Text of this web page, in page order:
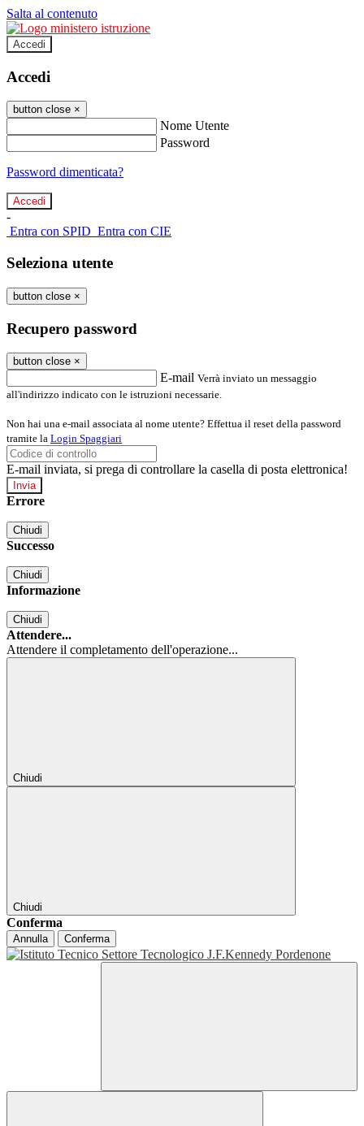
Salta al contenuto
Accedi
Accedi
button close ×
Nome Utente
Password
Password dimenticata?
-
Entra con SPID Entra con CIE
Seleziona utente
button close ×
Recupero password
button close ×
E-mail Verrà inviato un messaggio
all'indirizzo indicato con le istruzioni necessarie.
Non hai una e-mail associata al nome utente? Effettua il reset della password
tramite la Login Spaggiari
E-mail inviata, si prega di controllare la casella di posta elettronica!
Errore
Chiudi
Successo
Chiudi
Informazione
Chiudi
Attendere...
Attendere il completamento dell'operazione...
Chiudi
Chiudi
Conferma
Annulla Conferma